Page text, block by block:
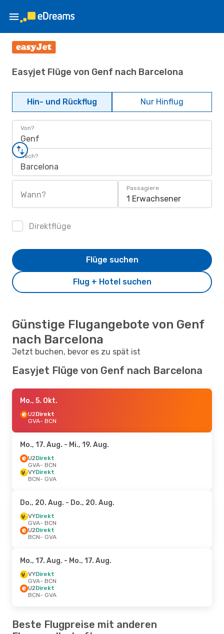
Easyjet Flüge von Genf nach Barcelona
Hin- und Rückflug Nur Hinflug
Von?
Genf
Nach?
Barcelona
Wann?
Passagiere
1 Erwachsener
Direktflüge
Flug + Hotel suchen
Flüge suchen
Günstige Flugangebote von Genf
nach Barcelona
Jetzt buchen, bevor es zu spät ist
Easyjet Flüge von Genf nach Barcelona
Mo., 5. Okt.
U2Direkt
GVA- BCN
Mo., 17. Aug. - Mi., 19. Aug.
U2Direkt
GVA- BCN
VYDirekt
BCN- GVA
Do., 20. Aug. - Do., 20. Aug.
VYDirekt
GVA- BCN
U2Direkt
BCN- GVA
Mo., 17. Aug. - Mo., 17. Aug.
VYDirekt
GVA- BCN
U2Direkt
BCN- GVA
Beste Flugpreise mit anderen